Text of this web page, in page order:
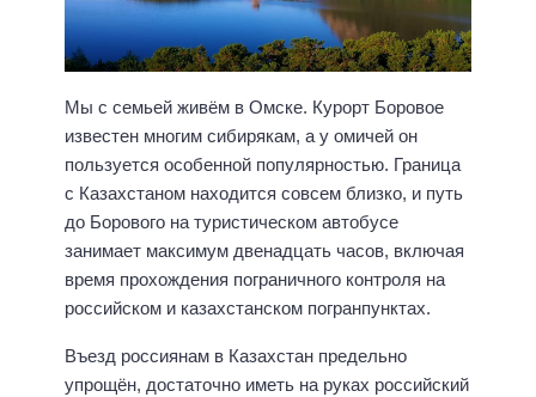
Мы с семьей живём в Омске. Курорт Боровое
известен многим сибирякам, а у омичей он
пользуется особенной популярностью. Граница
с Казахстаном находится совсем близко, и путь
до Борового на туристическом автобусе
занимает максимум двенадцать часов, включая
время прохождения пограничного контроля на
российском и казахстанском погранпунктах.
Въезд россиянам в Казахстан предельно
упрощён, достаточно иметь на руках российский